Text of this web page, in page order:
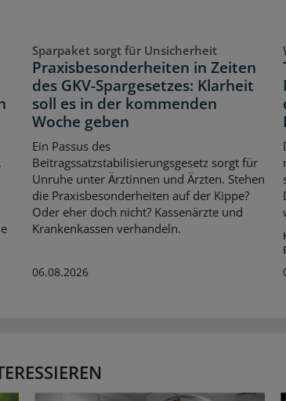
Sparpaket sorgt für Unsicherheit
Praxisbesonderheiten in Zeiten
des GKV-Spargesetzes: Klarheit
soll es in der kommenden
Woche geben
Ein Passus des
Beitragssatzstabilisierungsgesetz sorgt für
Unruhe unter Ärztinnen und Ärzten. Stehen
die Praxisbesonderheiten auf der Kippe?
Oder eher doch nicht? Kassenärzte und
Krankenkassen verhandeln.
06.08.2026